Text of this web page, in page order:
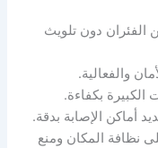
الفئران دون تلويث
والفعالية.
الكبيرة بكفاءة.
أماكن الإصابة بدقة.
نظافة المكان ومنع